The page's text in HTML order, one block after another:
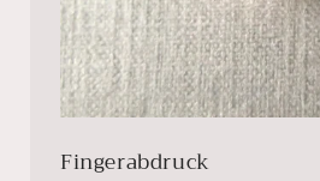
Fingerabdruck